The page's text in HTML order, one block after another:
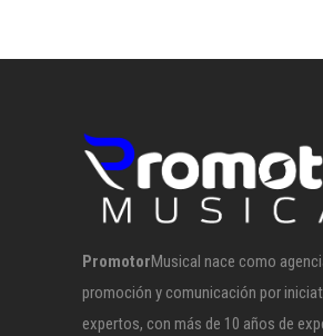
PromotorMusical nace como
promoción y comunicación por
expertos, con más de 10 años de